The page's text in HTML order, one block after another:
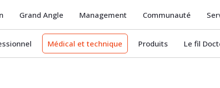
Grand Angle Management Communauté
Médical et technique Produits Le fil